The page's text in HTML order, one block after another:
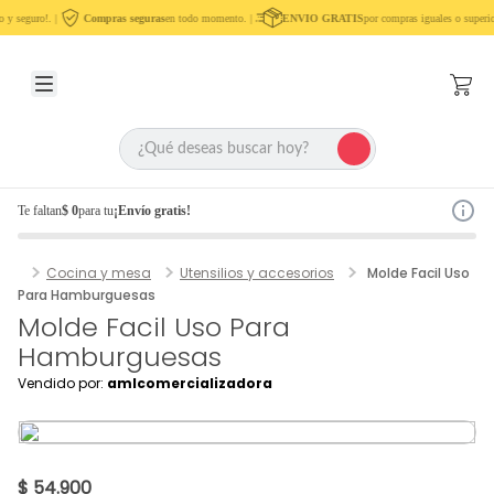
seguro!. | Compras segurasen todo momento. | ENVIO GRATISpor compras iguales o
Te faltan$ 0para tu¡Envío gratis!
Cocina y mesa Utensilios y accesorios
Molde Facil Uso
Para Hamburguesas
Molde Facil Uso Para
Hamburguesas
Vendido por: amlcomercializadora
$ 54.900